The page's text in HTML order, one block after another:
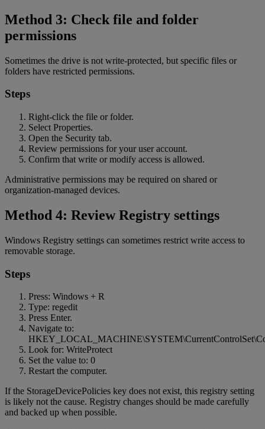
Method 3: Check file and folder
permissions
Sometimes the drive is not write-protected, but specific files or
folders have restricted permissions.
Steps
Right-click the file or folder.
Select Properties.
Open the Security tab.
Review permissions for your user account.
Confirm that write or modify access is allowed.
Administrative permissions may be required on shared or
organization-managed devices.
Method 4: Review Registry settings
Windows Registry settings can sometimes restrict write access to
removable storage.
Steps
Press: Windows + R
Type: regedit
Press Enter.
Navigate to:
Look for: WriteProtect
Set the value to: 0
Restart the computer.
If the StorageDevicePolicies key does not exist, this registry setting
is likely not the cause. Registry changes should be made carefully
and backed up when possible.